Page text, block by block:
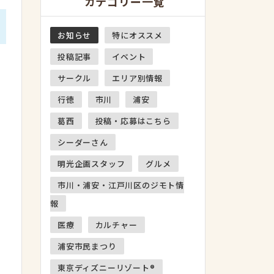
お知らせ
特にオススメ
投稿記事
イベント
サークル
エリア別情報
行徳
市川
浦安
葛西
投稿・応募はこちら
シーダーさん
明光企画スタッフ
グルメ
市川・浦安・江戸川区のジモト情
報
医療
カルチャー
浦安市民まつり
東京ディズニーリゾート®